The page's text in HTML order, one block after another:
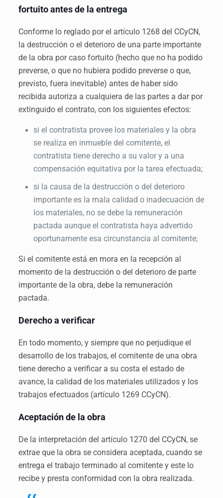
fortuito antes de la entrega
Conforme lo reglado por el artículo 1268 del CCyCN,
la destrucción o el deterioro de una parte importante
de la obra por caso fortuito (hecho que no ha podido
preverse, o que no hubiera podido preverse o que,
previsto, fuera inevitable) antes de haber sido
recibida autoriza a cualquiera de las partes a dar por
extinguido el contrato, con los siguientes efectos:
si el contratista provee los materiales y la obra
se realiza en inmueble del comitente, el
contratista tiene derecho a su valor y a una
compensación equitativa por la tarea efectuada;
si la causa de la destrucción o del deterioro
importante es la mala calidad o inadecuación de
los materiales, no se debe la remuneración
pactada aunque el contratista haya advertido
oportunamente esa circunstancia al comitente;
Si el comitente está en mora en la recepción al
momento de la destrucción o del deterioro de parte
importante de la obra, debe la remuneración
pactada.
Derecho a verificar
En todo momento, y siempre que no perjudique el
desarrollo de los trabajos, el comitente de una obra
tiene derecho a verificar a su costa el estado de
avance, la calidad de los materiales utilizados y los
trabajos efectuados (artículo 1269 CCyCN).
Aceptación de la obra
De la interpretación del artículo 1270 del CCyCN, se
extrae que la obra se considera aceptada, cuando se
entrega el trabajo terminado al comitente y este lo
recibe y presta conformidad con la obra realizada.